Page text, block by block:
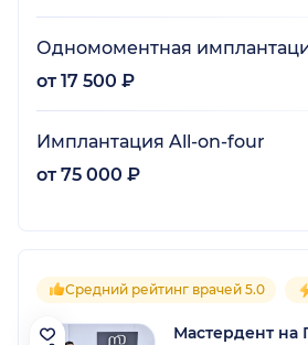
Одномоментная
от 17 500 ₽
Имплантация All-on-four
от 75 000 ₽
Средний рейтинг врачей 5.0
Мастердент на